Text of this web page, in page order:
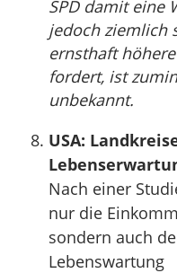
SPD damit eine
jedoch ziemlich
ernsthaft
fordert, ist
unbekannt.
USA:
Nach einer
nur die
sondern auch
Lebenswartung